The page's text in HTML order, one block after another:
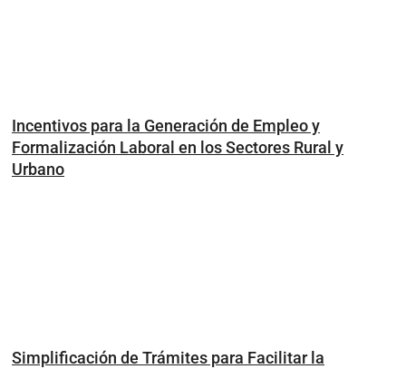
Incentivos para la Generación de Empleo y
Formalización Laboral en los Sectores Rural y
Urbano
Simplificación de Trámites para Facilitar la